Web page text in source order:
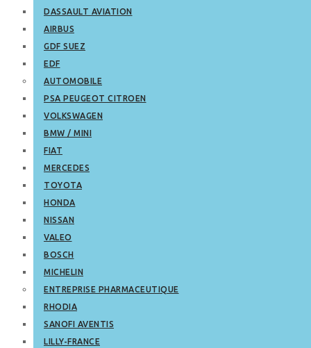
DASSAULT AVIATION
AIRBUS
GDF SUEZ
EDF
AUTOMOBILE
PSA PEUGEOT CITROEN
VOLKSWAGEN
BMW / MINI
FIAT
MERCEDES
TOYOTA
HONDA
NISSAN
VALEO
BOSCH
MICHELIN
ENTREPRISE PHARMACEUTIQUE
RHODIA
SANOFI AVENTIS
LILLY-FRANCE